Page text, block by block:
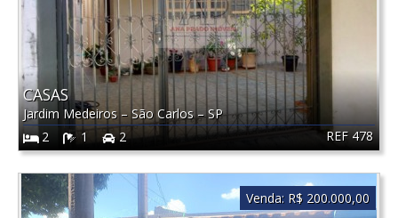
REF 478
CASAS
Jardim Medeiros – São Carlos–SP
2
1 2
Venda: R$ 200.000,00